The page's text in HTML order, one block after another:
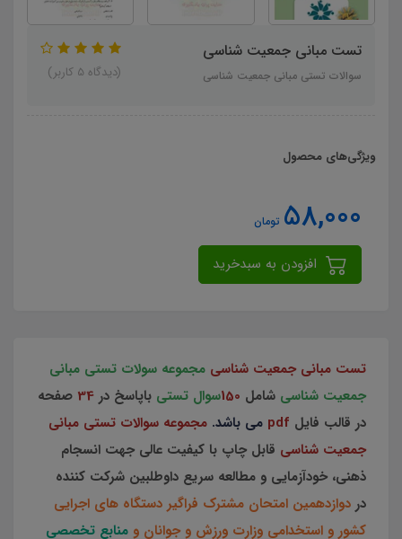
تست مبانی جمعیت شناسی
سوالات تستی مبانی جمعیت شناسی (دیدگاه 5 کاربر)
ویژگی‌های محصول
58,000 تومان
تست مبانی جمعیت شناسی مجموعه سولات تستی مبانی
جمعیت شناسی شامل 150سوال تستی باپاسخ در 34 صفحه
در قالب فایل pdf می باشد. مجموعه سوالات تستی مبانی
جمعیت شناسی قابل چاپ با کیفیت عالی جهت انسجام
ذهنی، خودآزمایی و مطالعه سریع داوطلبین شرکت کننده
در دوازدهمین امتحان مشترک فراگیر دستگاه های اجرایی
کشور و استخدامی وزارت ورزش و جوانان و منابع تخصصی